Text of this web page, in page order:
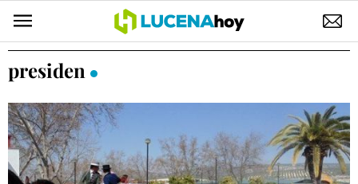
POLÍTICA
ELECCIONES
SUCESOS
presiden